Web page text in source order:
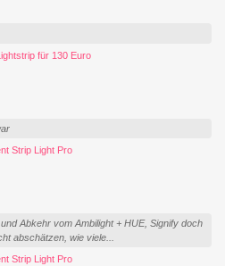
für 130 Euro
Strip Light Pro
Abkehr vom Ambilight + HUE, Signify doch
abschätzen, wie viele...
Strip Light Pro